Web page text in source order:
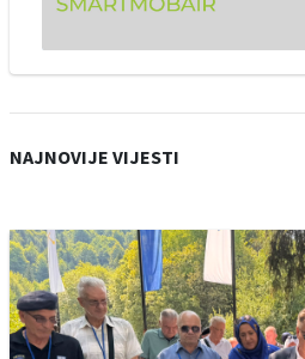
NAJNOVIJE VIJESTI